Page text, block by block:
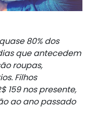
80% dos
que antecedem
roupas,
Filhos
159 nos presente,
ao ano passado